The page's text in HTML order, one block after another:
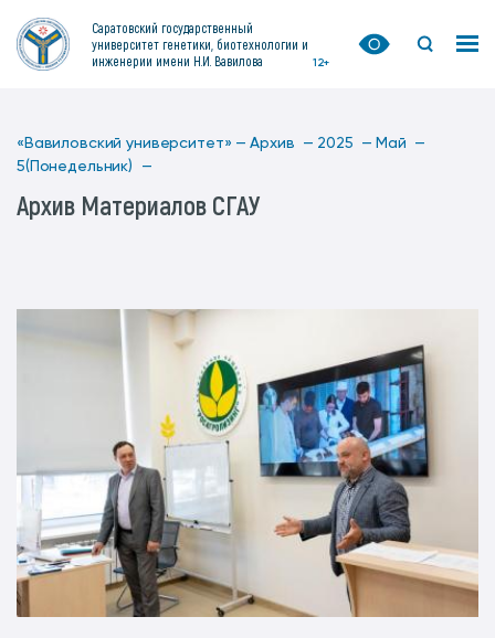
Саратовский государственный
университет генетики, биотехнологии и
инженерии имени Н.И. Вавилова
12+
«Вавиловский университет» — Архив — 2025 — Май —
5(Понедельник) —
Архив Материалов СГАУ